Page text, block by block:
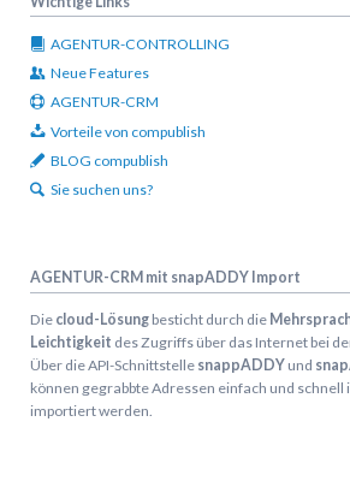
AGENTUR-CONTROLLING
Neue Features
AGENTUR-CRM
Vorteile von compublish
BLOG compublish
Sie suchen uns?
AGENTUR-CRM mit snapADDY Import
Diecloud-Lösungbesticht durch die
Leichtigkeit des Zugriffs über das Internet bei
Über die API-Schnittstelle snappADDYund
können gegrabbte Adressen einfach und schnell
importiert werden.